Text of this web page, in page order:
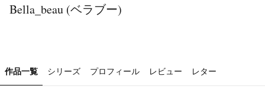
Bella_beau (ベラブー)
作品一覧 シリーズ プロフィール レビュー レター